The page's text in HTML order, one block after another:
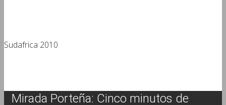
Sudafrica 2010
Mirada Porteña: Cinco minutos de